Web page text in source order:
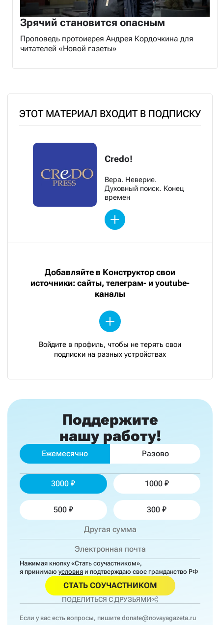
Зрячий становится опасным
Проповедь протоиерея Андрея Кордочкина для
читателей «Новой газеты»
ЭТОТ МАТЕРИАЛ ВХОДИТ В ПОДПИСКУ
Credo!
Вера. Неверие.
Духовный поиск. Конец
времен
Добавляйте в Конструктор свои
источники: сайты, телеграм- и youtube-
каналы
Войдите в профиль, чтобы не терять свои
подписки на разных устройствах
Поддержите
нашу работу!
Ежемесячно Разово
3000 1000
500 300
Нажимая кнопку «Стать соучастником»,
я принимаю условия и подтверждаю свое гражданство РФ
СТАТЬ СОУЧАСТНИКОМ
ПОДЕЛИТЬСЯ С ДРУЗЬЯМИ
Если у вас есть вопросы, пишите donate@novayagazeta.ru